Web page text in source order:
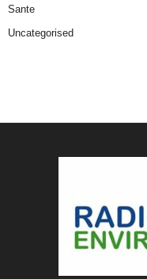
Sante
Uncategorised